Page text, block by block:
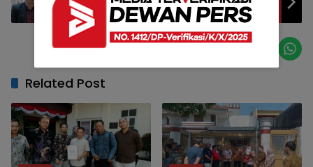
Benardi
Related Post